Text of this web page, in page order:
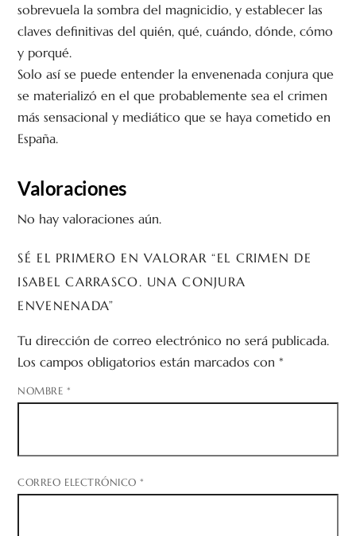
sobrevuela la sombra del magnicidio, y establecer las
claves definitivas del quién, qué, cuándo, dónde, cómo
y porqué.
Solo así se puede entender la envenenada conjura que
se materializó en el que probablemente sea el crimen
más sensacional y mediático que se haya cometido en
España.
Valoraciones
No hay valoraciones aún.
SÉ EL PRIMERO EN VALORAR “EL CRIMEN DE
ISABEL CARRASCO. UNA CONJURA
ENVENENADA”
Tu dirección de correo electrónico no será publicada.
Los campos obligatorios están marcados con*
NOMBRE *
CORREO ELECTRÓNICO*